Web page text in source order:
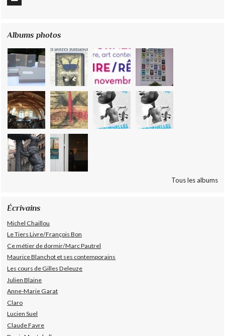
Albums photos
Tous les albums
Écrivains
Michel Chaillou
Le Tiers Livre/François Bon
Ce métier de dormir/Marc Pautrel
Maurice Blanchot et ses contemporains
Les cours de Gilles Deleuze
Julien Blaine
Anne-Marie Garat
Claro
Lucien Suel
Claude Favre